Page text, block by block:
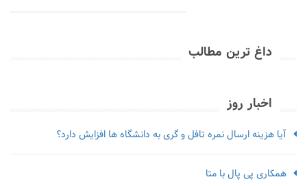
داغ ترین مطالب
اخبار روز
آیا هزینه ارسال نمره تافل و گری به دانشگاه ها افزایش دارد؟
همکاری پی پال با متا